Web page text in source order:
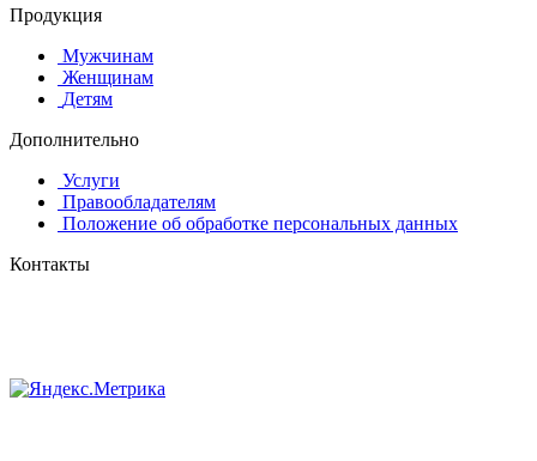
Продукция
Мужчинам
Женщинам
Детям
Дополнительно
Услуги
Правообладателям
Положение об обработке персональных данных
Контакты